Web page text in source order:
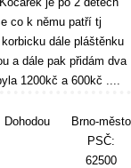
co k němu patří tj
dále pláštěnku
a dále pak přidám dva
1200kč a 600kč ....
Dohodou
Brno-město
PSČ:
62500